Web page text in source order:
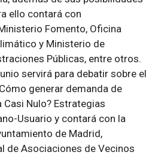
ello contará con
Fomento, Oficina
y Ministerio de
Públicas, entre otros.
servirá para debatir sobre el
generar demanda de
Casi Nulo? Estrategias
Usuario y contará con la
de Madrid,
de Asociaciones de Vecinos